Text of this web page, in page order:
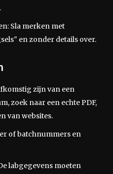
Sla merken met
en zonder details over.
zijn van een
zoek naar een echte PDF,
van websites.
of batchnummers en
labgegevens moeten